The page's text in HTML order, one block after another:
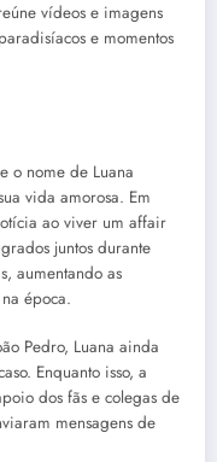
vídeos e imagens
e momentos
o nome de Luana
vida amorosa. Em
ao viver um affair
juntos durante
aumentando as
época.
Pedro, Luana ainda
Enquanto isso, a
dos fãs e colegas de
mensagens de